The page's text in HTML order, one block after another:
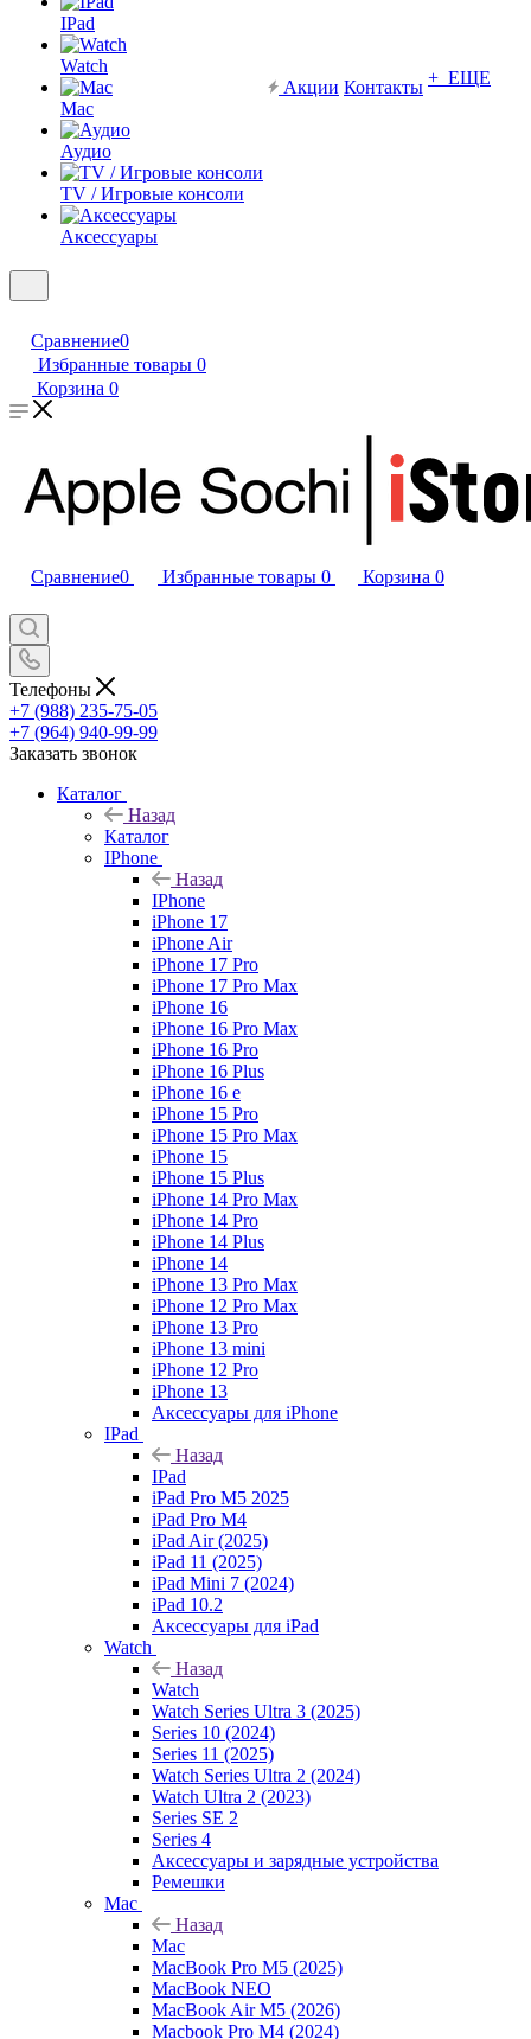
IPad
Watch
Mac
Аудио
TV / Игровые консоли
Аксессуары
Акции Контакты + ЕЩЕ
Сравнение0
Избранные товары 0
Корзина 0
Сравнение0 Избранные товары 0 Корзина 0
Телефоны
+7 (988) 235-75-05
+7 (964) 940-99-99
Заказать звонок
Каталог
Назад
Каталог
IPhone
Назад
IPhone
iPhone 17
iPhone Air
iPhone 17 Pro
iPhone 17 Pro Max
iPhone 16
iPhone 16 Pro Max
iPhone 16 Pro
iPhone 16 Plus
iPhone 16 e
iPhone 15 Pro
iPhone 15 Pro Max
iPhone 15
iPhone 15 Plus
iPhone 14 Pro Max
iPhone 14 Pro
iPhone 14 Plus
iPhone 14
iPhone 13 Pro Max
iPhone 12 Pro Max
iPhone 13 Pro
iPhone 13 mini
iPhone 12 Pro
iPhone 13
Аксессуары для iPhone
IPad
Назад
IPad
iPad Pro M5 2025
iPad Pro M4
iPad Air (2025)
iPad 11 (2025)
iPad Mini 7 (2024)
iPad 10.2
Аксессуары для iPad
Watch
Назад
Watch
Watch Series Ultra 3 (2025)
Series 10 (2024)
Series 11 (2025)
Watch Series Ultra 2 (2024)
Watch Ultra 2 (2023)
Series SE 2
Series 4
Аксессуары и зарядные устройства
Ремешки
Mac
Назад
Mac
MacBook Pro M5 (2025)
MacBook NEO
MacBook Air M5 (2026)
Macbook Pro M4 (2024)